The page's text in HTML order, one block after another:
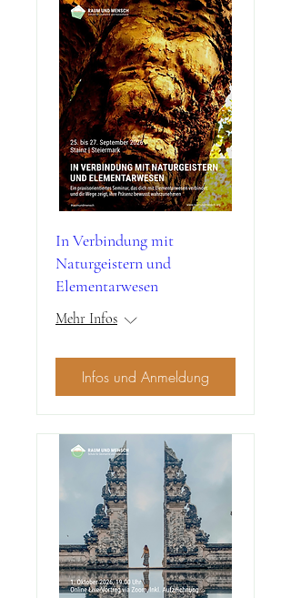
In Verbindung mit
Naturgeistern und
Elementarwesen
Mehr Infos
Infos und Anmeldung